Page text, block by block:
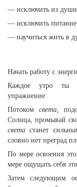
— исключить из
— исключить
— научиться жить в
Начать работу с
Каждое утро ты
упражнение:
Потоком света,
Солнца, промывай
света станет
словно нет преград
По мере освоения
мере ощущать себя
Затем следующим